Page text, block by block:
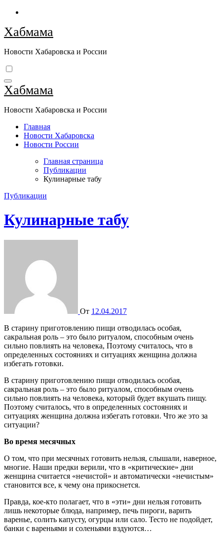
Перейти
содержимому
Хабмама
Новости Хабаровска и России
Хабмама
Новости Хабаровска и России
Главная
Новости Хабаровска
Новости России
Главная страница
Публикации
Кулинарные табу
Публикации
Кулинарные табу
От 12.04.2017
В старину приготовлению пищи отводилась особая,
сакральная роль – это было ритуалом, способным очень
сильно повлиять на человека, Поэтому считалось, что в
определенных состояниях и ситуациях женщина должна
избегать готовки.
В старину приготовлению пищи отводилась особая,
сакральная роль – это было ритуалом, способным очень
сильно повлиять на человека, который будет вкушать пищу.
Поэтому считалось, что в определенных состояниях и
ситуациях женщина должна избегать готовки. Что же это за
ситуации?
Во время месячных
О том, что при месячных готовить нельзя, слышали, наверное,
многие. Наши предки верили, что в «критические» дни
женщина считается «нечистой» и автоматически «нечистым»
становится все, к чему она прикоснется.
Правда, кое-кто полагает, что в «эти» дни нельзя готовить
лишь некоторые блюда, например, печь пироги, варить
варенье, солить капусту, огурцы или сало. Тесто не подойдет,
банки с вареньями и соленьями вздуются…